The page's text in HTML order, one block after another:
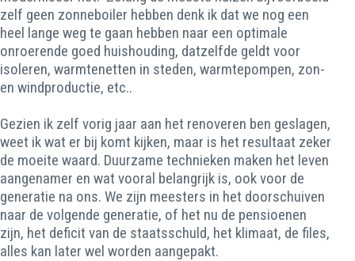
zelf geen zonneboiler hebben denk ik dat we nog een
heel lange weg te gaan hebben naar een optimale
onroerende goed huishouding, datzelfde geldt voor
isoleren, warmtenetten in steden, warmtepompen, zon-
en windproductie, etc..
Gezien ik zelf vorig jaar aan het renoveren ben geslagen,
weet ik wat er bij komt kijken, maar is het resultaat zeker
de moeite waard. Duurzame technieken maken het leven
aangenamer en wat vooral belangrijk is, ook voor de
generatie na ons. We zijn meesters in het doorschuiven
naar de volgende generatie, of het nu de pensioenen
zijn, het deficit van de staatsschuld, het klimaat, de files,
alles kan later wel worden aangepakt.